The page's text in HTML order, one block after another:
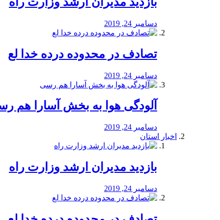
دسامبر 24, 2019
تصادف در محدوده درده خدا لع
دسامبر 24, 2019
آلودگی هوا به بخش آسارا هم
دسامبر 24, 2019
اخبار استان
بازدید مدیران ارشد وزارت راه
دسامبر 24, 2019